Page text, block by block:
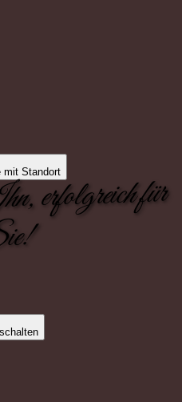
mit Standort
erfolgreich für